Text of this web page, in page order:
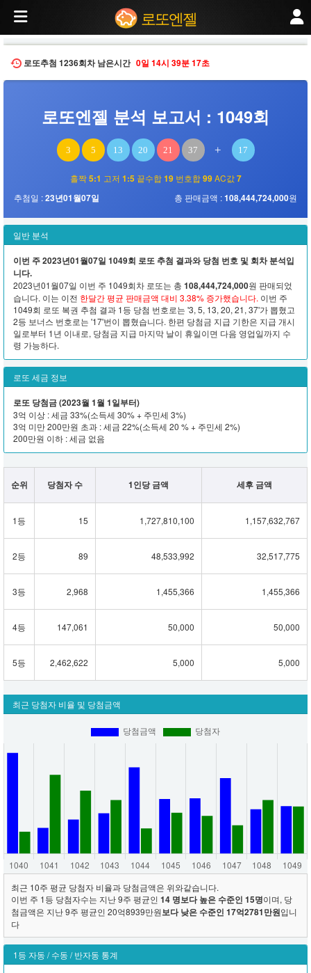
2023년01월07일 추첨된 제1049회 로또 당첨번호 분석. 번호 분포, 홀짝 비율, 고저
로또엔젤
로또추첨 1236회차남은시간 0일 14시 39분17초
로또엔젤 분석 보고서 : 1049회
3 5 13 20 21 37 + 17
홀짝5:1 고저 1:5 끝수합19 번호합99 AC값7
추첨일 :23년01월07일 총 판매금액 :108,444,724,000원
일반 분석
이번 주 2023년01월07일 1049회 로또 추첨 결과와 당첨 번호 및 회차 분석입
니다.
2023년01월07일 이번 주 1049회차 로또는 총 108,444,724,000원 판매되었
습니다. 이는 이전 한달간 평균 판매금액 대비 3.38% 증가했습니다. 이번 주
1049회 로또 복권 추첨 결과 1등 당첨 번호로는 '3, 5, 13, 20, 21, 37'가 뽑혔고
2등 보너스 번호로는 '17'번이 뽑혔습니다. 한편 당첨금 지급 기한은 지급 개시
일로부터 1년 이내로, 당첨금 지급 마지막 날이 휴일이면 다음 영업일까지 수
령 가능하다.
로또 세금 정보
로또 당첨금 (2023월 1월 1일부터)
3억 이상 : 세금 33%(소득세 30% + 주민세 3%)
3억 미만 200만원 초과 : 세금 22%(소득세 20 % + 주민세 2%)
200만원 이하 : 세금 없음
순위 당첨자 수 1인당 금액 세후 금액
1등 15 1,727,810,100 1,157,632,767
2등 89 48,533,992 32,517,775
3등 2,968 1,455,366 1,455,366
4등 147,061 50,000 50,000
5등 2,462,622 5,000 5,000
최근 당첨자 비율 및 당첨금액
최근 10주 평균 당첨자 비율과 당첨금액은 위와같습니다.
이번 주 1등 당첨자수는 지난 9주 평균인 14 명보다 높은 수준인 15명이며, 당
첨금액은 지난 9주 평균인 20억8939만원보다 낮은 수준인 17억2781만원입니
다
1등 자동 / 수동 / 반자동 통계